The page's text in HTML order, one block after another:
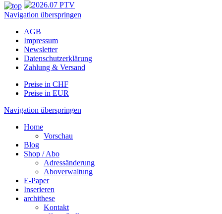
Navigation überspringen
AGB
Impressum
Newsletter
Datenschutzerklärung
Zahlung & Versand
Preise in CHF
Preise in EUR
Navigation überspringen
Home
Vorschau
Blog
Shop / Abo
Adressänderung
Aboverwaltung
E-Paper
Inserieren
archithese
Kontakt